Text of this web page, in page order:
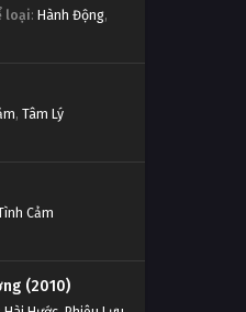
loại: Hành Động,
, Tâm Lý
Cảm
(2010)